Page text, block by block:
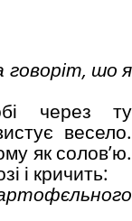
говоріт, шо я
через ту
весело.
як солов’ю.
і кричить: